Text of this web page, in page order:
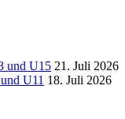
und U15 21. Juli 2026
U11 18. Juli 2026